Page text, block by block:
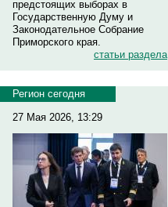
предстоящих выборах в
Государственную Думу и
Законодательное Собрание
Приморского края.
статьи раздела
Регион сегодня
27 Мая 2026, 13:29